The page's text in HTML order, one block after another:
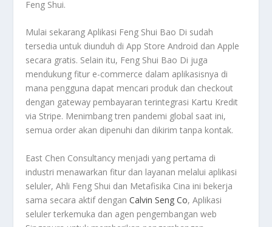
Feng Shui.
Mulai sekarang Aplikasi Feng Shui Bao Di sudah
tersedia untuk diunduh di App Store Android dan Apple
secara gratis. Selain itu, Feng Shui Bao Di juga
mendukung fitur e-commerce dalam aplikasisnya di
mana pengguna dapat mencari produk dan checkout
dengan gateway pembayaran terintegrasi Kartu Kredit
via Stripe. Menimbang tren pandemi global saat ini,
semua order akan dipenuhi dan dikirim tanpa kontak.
East Chen Consultancy menjadi yang pertama di
industri menawarkan fitur dan layanan melalui aplikasi
seluler, Ahli Feng Shui dan Metafisika Cina ini bekerja
sama secara aktif denganCalvin Seng Co, Aplikasi
seluler terkemuka dan agen pengembangan web